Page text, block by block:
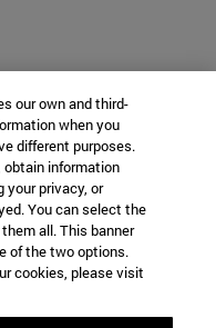
our own and third-
when you
different purposes.
obtain information
your privacy, or
You can select the
all. This banner
of the two options.
cookies, please visit